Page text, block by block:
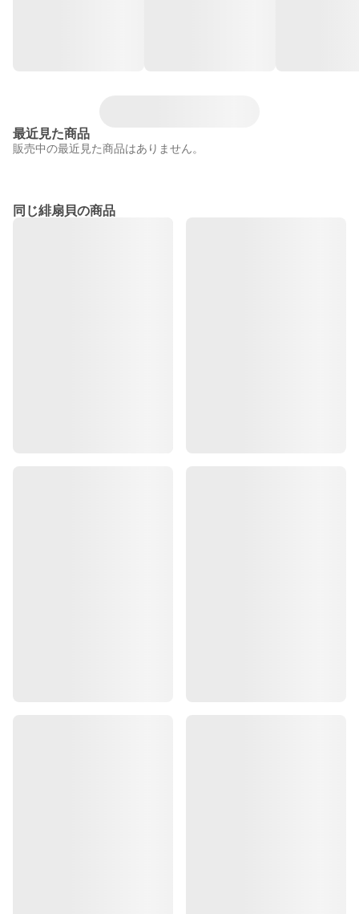
最近見た商品
販売中の最近見た商品はありません。
同じ緋扇貝の商品